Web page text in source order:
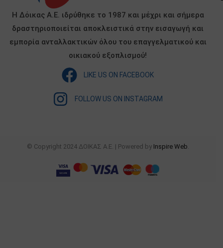
Η Δόικας Α.Ε. ιδρύθηκε το 1987 και μέχρι και σήμερα
δραστηριοποιείται αποκλειστικά στην εισαγωγή και
εμπορία ανταλλακτικών όλου του επαγγελματικού και
οικιακού εξοπλισμού!
LIKE US ON FACEBOOK
FOLLOW US ON INSTAGRAM
© Copyright 2024 ΔΟΙΚΑΣ Α.Ε. | Powered by Inspire Web.